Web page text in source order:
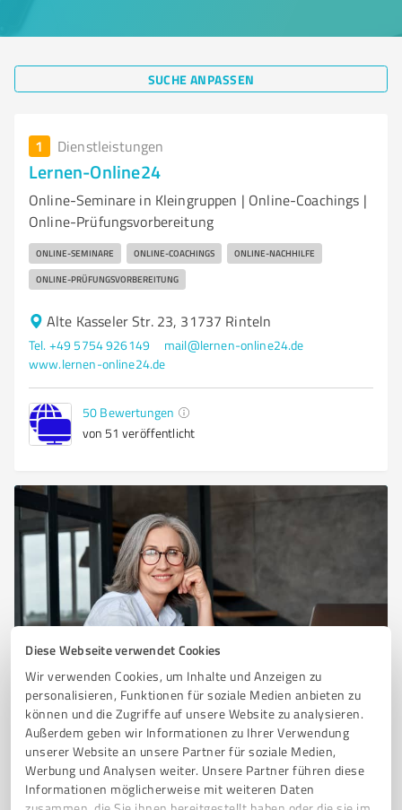
Diese Webseite verwendet Cookies
Wir verwenden Cookies, um Inhalte und Anzeigen zu
personalisieren, Funktionen für soziale Medien anbieten zu
können und die Zugriffe auf unsere Website zu analysieren.
Außerdem geben wir Informationen zu Ihrer Verwendung
unserer Website an unsere Partner für soziale Medien,
Werbung und Analysen weiter. Unsere Partner führen diese
Informationen möglicherweise mit weiteren Daten
SUCHE ANPASSEN
1 Dienstleistungen
Lernen-Online24
Online-Seminare in Kleingruppen | Online-Coachings |
Online-Prüfungsvorbereitung
ONLINE-SEMINARE ONLINE-COACHINGS ONLINE-NACHHILFE
ONLINE-PRÜFUNGSVORBEREITUNG
Alte Kasseler Str. 23, 31737 Rinteln
Tel. +49 5754 926149
mail@lernen-online24.de
www.lernen-online24.de
50 Bewertungen
von 51 veröffentlicht
Sie möchten auch hier gelistet werden?
Registrieren Sie sich jetzt und werden Sie ein von
Kunden empfohlener ProvenExpert!
1